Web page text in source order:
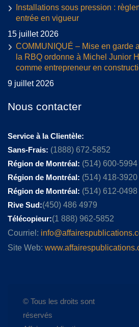
Installations sous pression :
entrée en vigueur
15 juillet 2026
COMMUNIQUÉ – Mise en garde
la RBQ ordonne à Michel Junior
comme entrepreneur en
9 juillet 2026
Nous contacter
Service à la Clientèle:
Sans-Frais: (1888) 672-5852
Région de Montréal: (514) 600-5994
Région de Montréal: (514) 418-3920
Région de Montréal: (514) 612-0498
Rive Sud:(450) 486 4979
Télécopieur:(1 888) 962-5852
Courriel:
Site Web:
© Tous les droits sont
réservés